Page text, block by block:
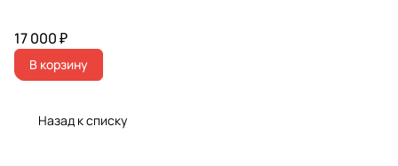
17 000 ₽
В корзину
Назад к списку